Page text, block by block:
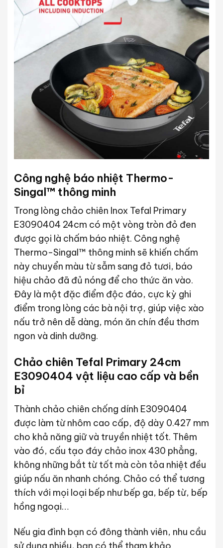
Công nghệ báo nhiệt Thermo-
Singal™ thông minh
Trong lòng chảo chiên Inox Tefal Primary
E3090404 24cm có một vòng tròn đỏ đen
được gọi là chấm báo nhiệt. Công nghệ
Thermo-Singal™ thông minh sẽ khiến chấm
này chuyển màu từ sẫm sang đỏ tươi, báo
hiệu chảo đã đủ nóng để cho thức ăn vào.
Đây là một đặc điểm độc đáo, cực kỳ ghi
điểm trong lòng các bà nội trợ, giúp việc xào
nấu trở nên dễ dàng, món ăn chín đều thơm
ngon và dinh dưỡng.
Chảo chiên Tefal Primary 24cm
E3090404 vật liệu cao cấp và bền
bỉ
Thành chảo chiên chống dính E3090404
được làm từ nhôm cao cấp, độ dày 0.427 mm
cho khả năng giữ và truyền nhiệt tốt. Thêm
vào đó, cấu tạo đáy chảo inox 430 phẳng,
không những bắt từ tốt mà còn tỏa nhiệt đều
giúp nấu ăn nhanh chóng. Chảo có thể tương
thích với mọi loại bếp như bếp ga, bếp từ, bếp
hồng ngoại…
Nếu gia đình bạn có đông thành viên, nhu cầu
sử dụng nhiều, bạn có thể tham khảo